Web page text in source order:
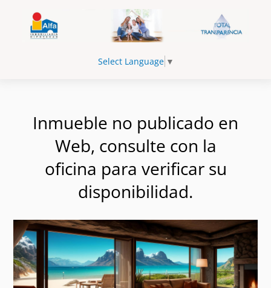
Select Language ▼
Inmueble no publicado en
Web, consulte con la
oficina para verificar su
disponibilidad.